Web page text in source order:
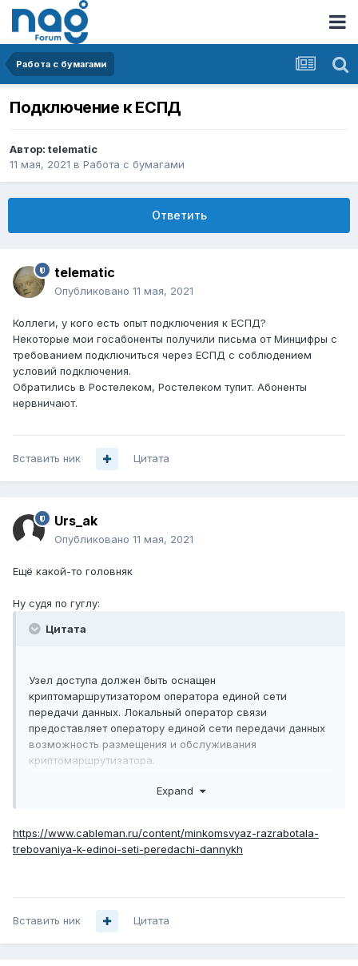
Работа с бумагами
Подключение к ЕСПД
Автор: telematic
11 мая, 2021 в Работа с бумагами
Ответить
telematic
Опубликовано 11 мая, 2021
Коллеги, у кого есть опыт подключения к ЕСПД?
Некоторые мои госабоненты получили письма от Минцифры с
требованием подключиться через ЕСПД с соблюдением
условий подключения.
Обратились в Ростелеком, Ростелеком тупит. Абоненты
нервничают.
Вставить ник Цитата
Urs_ak
Опубликовано 11 мая, 2021
Ещё какой-то головняк
Ну судя по гуглу:
Цитата
Узел доступа должен быть оснащен
криптомаршрутизатором оператора единой сети
передачи данных. Локальный оператор связи
предоставляет оператору единой сети передачи данных
возможность размещения и обслуживания
криптомаршрутизатора.
Передача данных от и к социально значимым объектам
передачи данных.
...
Expand
https://www.cableman.ru/content/minkomsvyaz-razrabotala-
trebovaniya-k-edinoi-seti-peredachi-dannykh
Вставить ник Цитата